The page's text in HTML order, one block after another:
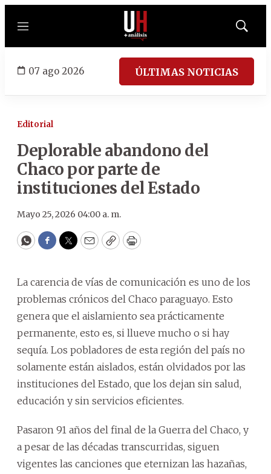
Menú
Mostrar
07 ago 2026 ÚLTIMAS NOTICIAS
Editorial
Deplorable abandono del
Chaco por parte de
instituciones del Estado
Mayo 25, 2026 04:00 a. m.
WhatsApp
Facebook
Twitter
EmailCopyPrint
La carencia de vías de comunicación es uno de los
problemas crónicos del Chaco paraguayo. Esto
genera que el aislamiento sea prácticamente
permanente, esto es, si llueve mucho o si hay
sequía. Los pobladores de esta región del país no
solamente están aislados, están olvidados por las
instituciones del Estado, que los dejan sin salud,
educación y sin servicios eficientes.
Pasaron 91 años del final de la Guerra del Chaco, y
a pesar de las décadas transcurridas, siguen
vigentes las canciones que eternizan las hazañas,